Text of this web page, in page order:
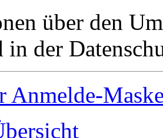
über den
in der
Anmelde-